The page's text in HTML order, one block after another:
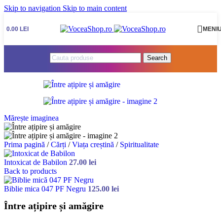
Skip to navigation Skip to main content
0.00 LEI
Search
Mărește imaginea
Prima pagină / Cărți / Viața creștină / Spiritualitate
Intoxicat de Babilon 27.00 lei
Back to products
Biblie mica 047 PF Negru 125.00 lei
Între ațipire și amăgire